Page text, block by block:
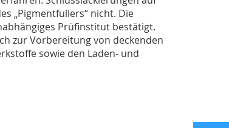
„Pigmentfüllers“ nicht. Die
Prüfinstitut bestätigt.
zur Vorbereitung von deckenden
sowie den Laden- und